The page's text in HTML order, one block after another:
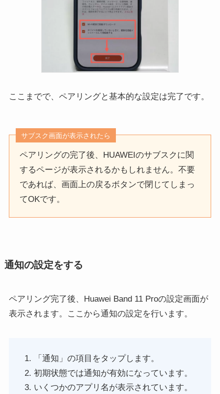
ここまでで、ペアリングと基本的な設定は完了です。
サブスク画面が表示されたら
ペアリングの完了後、HUAWEIのサブスクに関
するページが表示されるかもしれません。不要
であれば、画面上の戻るボタンで閉じてしまっ
てOKです。
通知の設定をする
ペアリング完了後、Huawei Band 11 Proの設定画面が
表示されます。ここから通知の設定を行います。
「通知」の項目をタップします。
初期状態では通知が有効になっています。
いくつかのアプリ名が表示されています。